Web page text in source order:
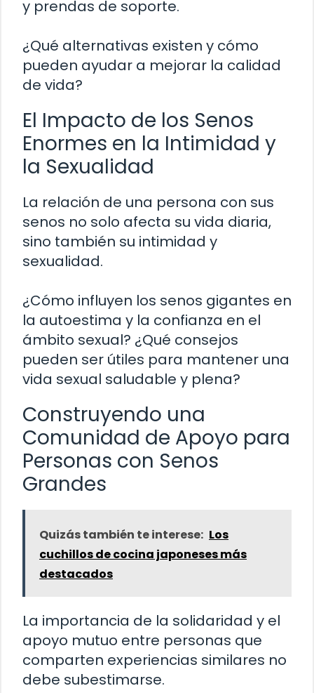
y prendas de soporte.
¿Qué alternativas existen y cómo
pueden ayudar a mejorar la calidad
de vida?
El Impacto de los Senos
Enormes en la Intimidad y
la Sexualidad
La relación de una persona con sus
senos no solo afecta su vida diaria,
sino también su intimidad y
sexualidad.
¿Cómo influyen los senos gigantes en
la autoestima y la confianza en el
ámbito sexual? ¿Qué consejos
pueden ser útiles para mantener una
vida sexual saludable y plena?
Construyendo una
Comunidad de Apoyo para
Personas con Senos
Grandes
Quizás también te interese: Los
cuchillos de cocina japoneses más
destacados
La importancia de la solidaridad y el
apoyo mutuo entre personas que
comparten experiencias similares no
debe subestimarse.